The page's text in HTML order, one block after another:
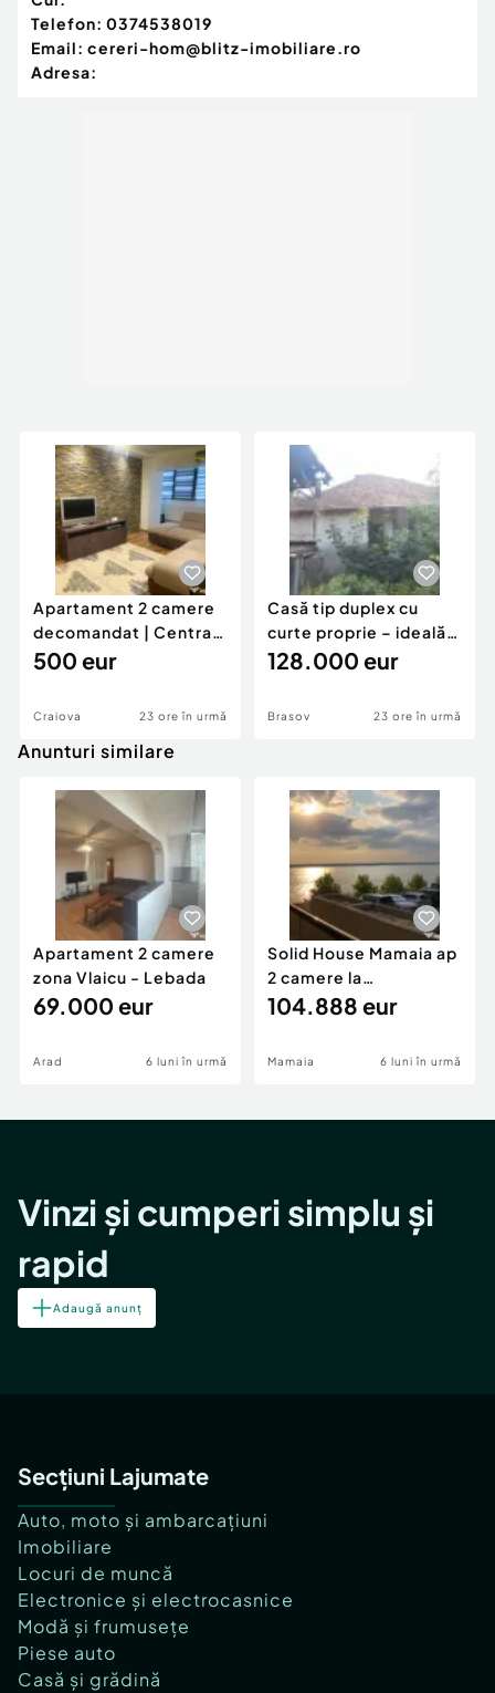
Telefon: 0374538019
Email: cereri-hom@blitz-imobiliare.ro
Adresa:
Apartament 2 camere
decomandat | Centrală
proprie | 60 mp |
500 eur
Craiova 23 ore în urmă
Casă tip duplex cu
curte proprie – ideală
pentru renovar
128.000 eur
Brasov 23 ore în urmă
Anunturi similare
Apartament 2 camere
zona Vlaicu - Lebada
69.000 eur
Arad 6 luni în urmă
Solid House Mamaia ap
2 camere la
cheie,langa Mega
104.888 eur
Mamaia 6 luni în urmă
Vinzi și cumperi simplu și
rapid
Adaugă anunț
Secțiuni Lajumate
Auto, moto și ambarcațiuni
Imobiliare
Locuri de muncă
Electronice și electrocasnice
Modă și frumusețe
Piese auto
Casă și grădină